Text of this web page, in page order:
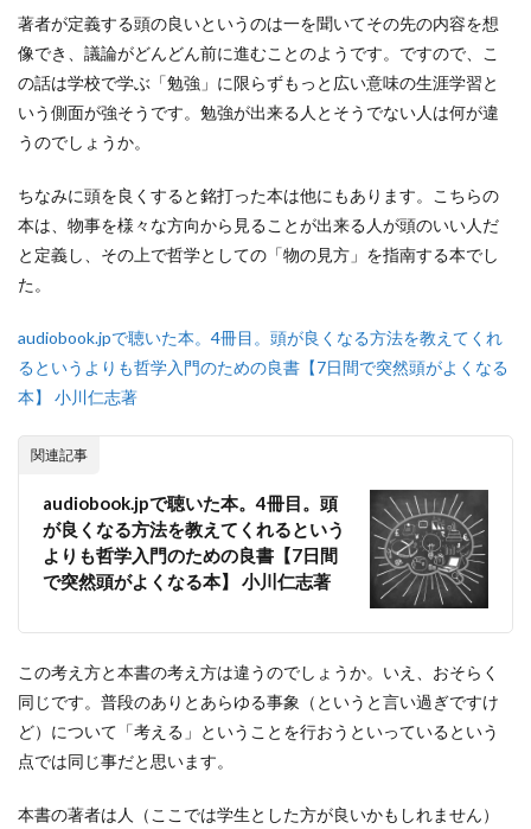
著者が定義する頭の良いというのは一を聞いてその先の内容を想
像でき、議論がどんどん前に進むことのようです。ですので、こ
の話は学校で学ぶ「勉強」に限らずもっと広い意味の生涯学習と
いう側面が強そうです。勉強が出来る人とそうでない人は何が違
うのでしょうか。
ちなみに頭を良くすると銘打った本は他にもあります。こちらの
本は、物事を様々な方向から見ることが出来る人が頭のいい人だ
と定義し、その上で哲学としての「物の見方」を指南する本でし
た。
audiobook.jpで聴いた本。4冊目。頭が良くなる方法を教えてくれ
るというよりも哲学入門のための良書【7日間で突然頭がよくなる
本】 小川仁志著
関連記事
audiobook.jpで聴いた本。4冊目。頭
が良くなる方法を教えてくれるという
よりも哲学入門のための良書【7日間
で突然頭がよくなる本】 小川仁志著
この考え方と本書の考え方は違うのでしょうか。いえ、おそらく
同じです。普段のありとあらゆる事象（というと言い過ぎですけ
ど）について「考える」ということを行おうといっているという
点では同じ事だと思います。
本書の著者は人（ここでは学生とした方が良いかもしれません）